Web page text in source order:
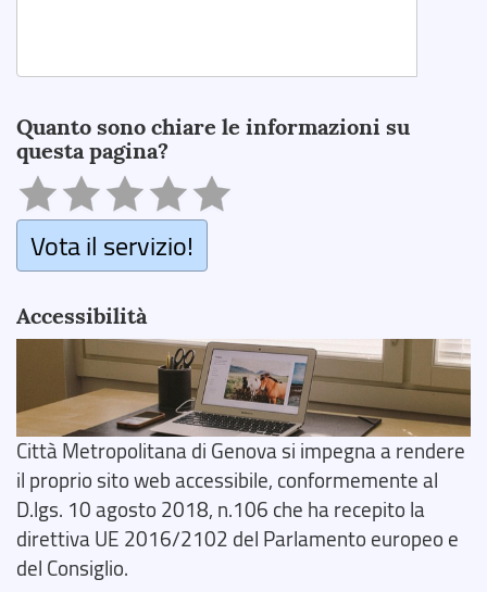
Quanto sono chiare le informazioni su
questa pagina?
Vota il servizio!
Accessibilità
Città Metropolitana di Genova si impegna a rendere
il proprio sito web accessibile, conformemente al
D.lgs. 10 agosto 2018, n.106 che ha recepito la
direttiva UE 2016/2102 del Parlamento europeo e
del Consiglio.